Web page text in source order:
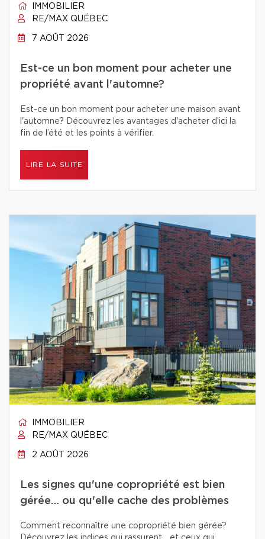
IMMOBILIER
RE/MAX QUÉBEC
7 AOÛT 2026
Est-ce un bon moment pour acheter une
propriété avant l'automne?
Est-ce un bon moment pour acheter une maison avant
l'automne? Découvrez les avantages d'acheter d’ici la
fin de l’été et les points à vérifier.
LIRE LA SUITE
IMMOBILIER
RE/MAX QUÉBEC
2 AOÛT 2026
Les signes qu'une copropriété est bien
gérée… ou qu'elle cache des problèmes
Comment reconnaître une copropriété bien gérée?